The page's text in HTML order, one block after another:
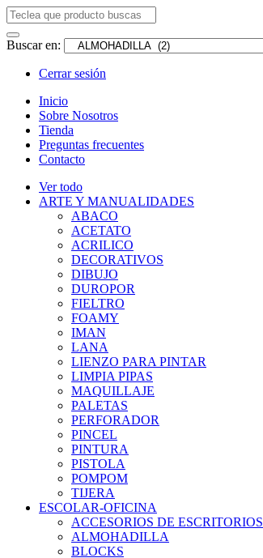
Buscar en:
Cerrar sesión
Inicio
Sobre Nosotros
Tienda
Preguntas frecuentes
Contacto
Ver todo
ARTE Y MANUALIDADES
ABACO
ACETATO
ACRILICO
DECORATIVOS
DIBUJO
DUROPOR
FIELTRO
FOAMY
IMAN
LANA
LIENZO PARA PINTAR
LIMPIA PIPAS
MAQUILLAJE
PALETAS
PERFORADOR
PINCEL
PINTURA
PISTOLA
POMPOM
TIJERA
ESCOLAR-OFICINA
ACCESORIOS DE ESCRITORIOS
ALMOHADILLA
BLOCKS